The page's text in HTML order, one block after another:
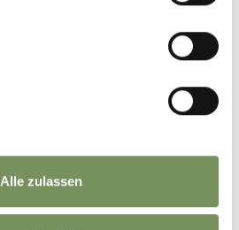
Alle zulassen